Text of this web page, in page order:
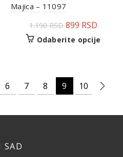
Majica – 11097
1.190RSD 899 RSD
Odaberite opcije
6 7 8 9 10